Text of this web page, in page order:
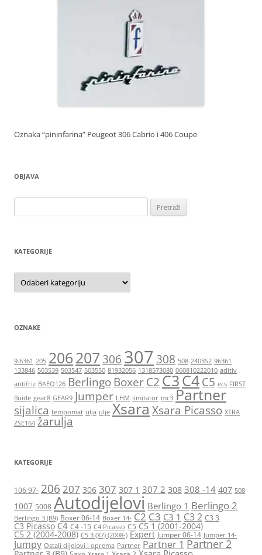
Oznaka “pininfarina” Peugeot 306 Cabrio i 406 Coupe
OBJAVA
KATEGORIJE
Kategorije
OZNAKE
9.6361 205 206207 306 307 308 508 2403S2 96361
133846 503539 503547 503550 81932056 1318573080 060810222010 aditiv
antifriz BAEQ126 Berlingo BoxerC2C3C4C5 ecs FIRST
fluide gear8 GEAR9 Jumper LHM limitator mc3 Partner
sijalica tempomat ulja ulje Xsara Xsara Picasso XTRA
ZSE164 žarulja
KATEGORIJE
106 97- 206 207 306 307 307 1 307 2 308 308 -14 407 508
1007 5008 Autodijelovi Berlingo 1 Berlingo 2
Berlingo 3 (B9) Boxer 06-14 Boxer 14- C2 C3 C3 1 C3 2 C3 3
C3 Picasso C4 C4 -15 C4 Picasso C5 C5 1 (2001-2004)
C5 2 (2004-2008) C5 3 (X7) (2008-) Expert Jumper 06-14 Jumper 14-
Jumpy Ostali dijelovi i oprema Partner Partner 1 Partner 2